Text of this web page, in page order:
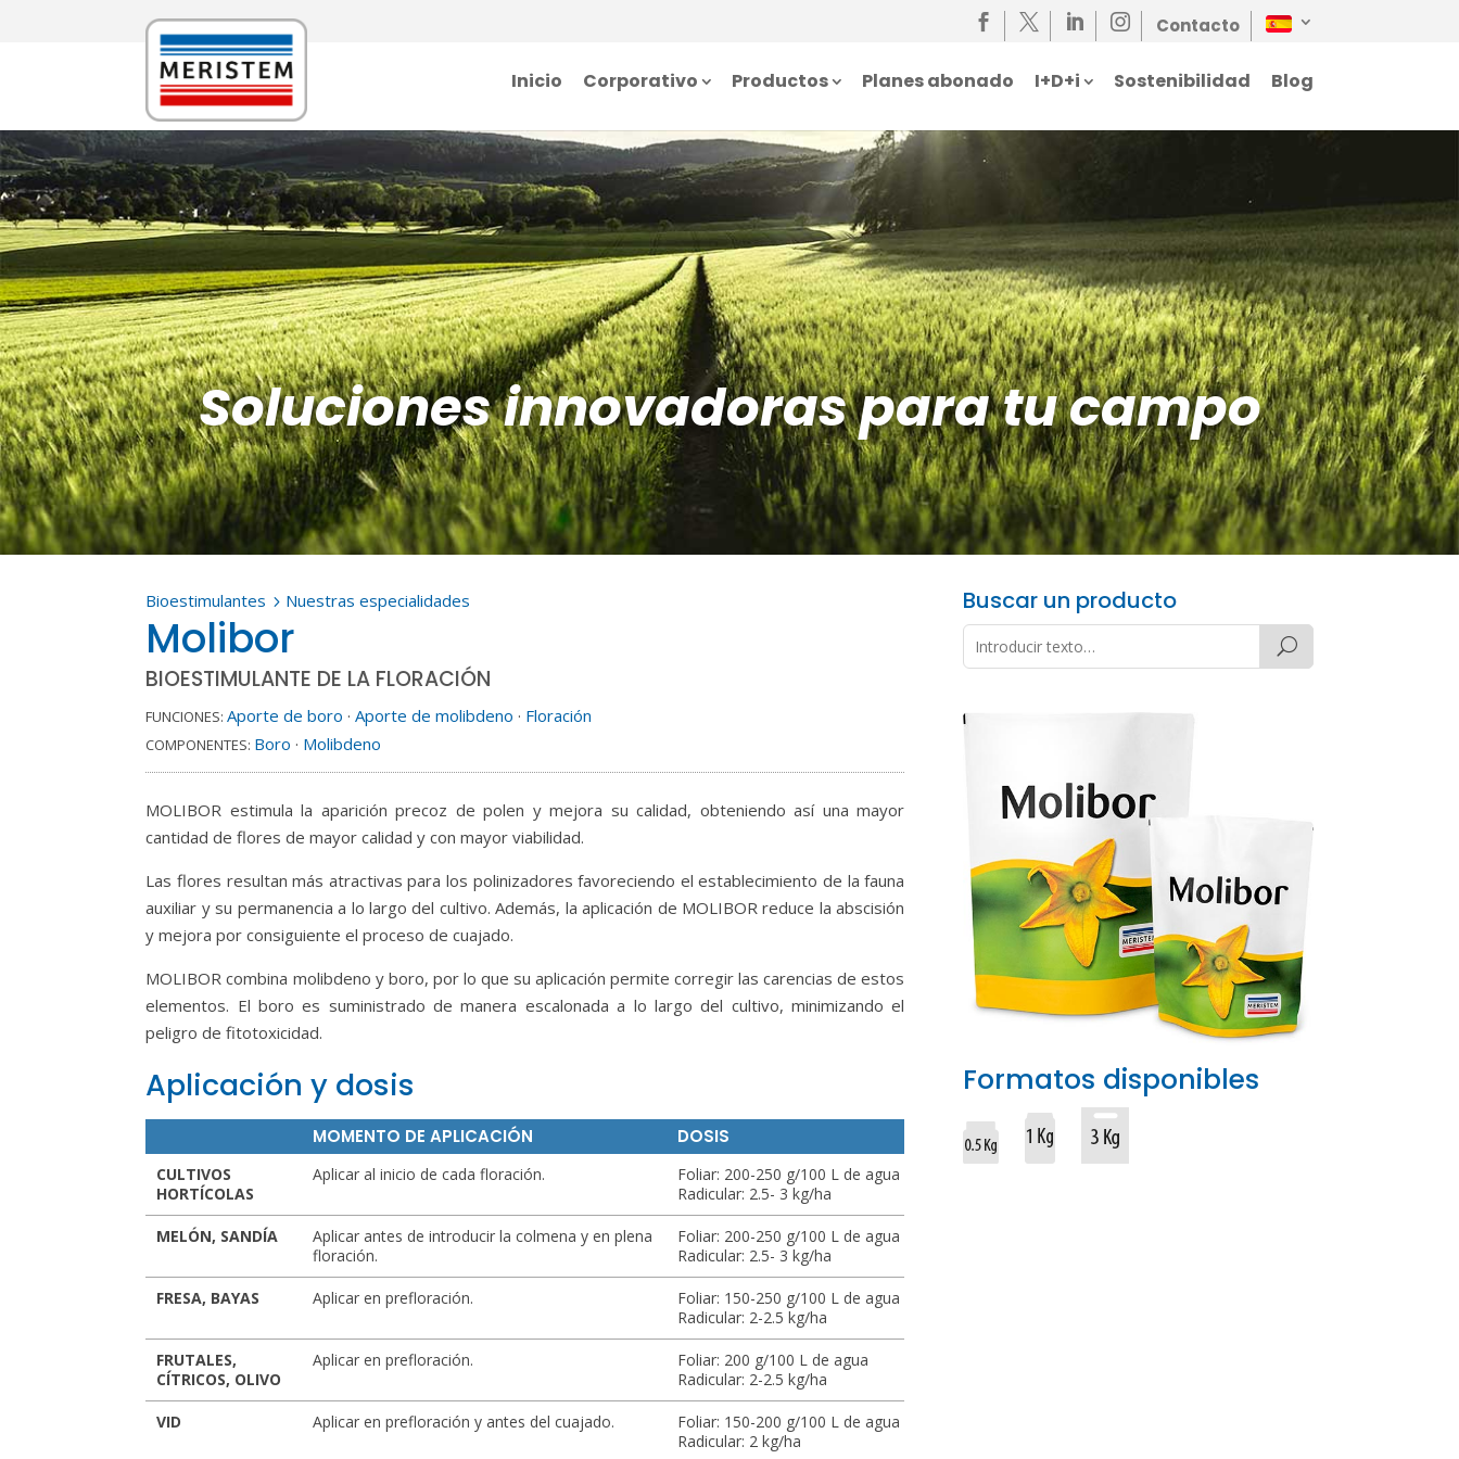
    Contacto
Inicio Corporativo Productos Planes abonado I+D+i Sostenibilidad Blog
Soluciones innovadoras para tu campo
Bioestimulantes 5 Nuestras especialidades
Molibor
BIOESTIMULANTE DE LA FLORACIÓN
FUNCIONES: Aporte de boro ·Aporte de molibdeno · Floración
COMPONENTES: Boro · Molibdeno
MOLIBOR estimula la aparición precoz de polen y mejora su calidad, obteniendo así una mayor
cantidad de flores de mayor calidad y con mayor viabilidad.
Las flores resultan más atractivas para los polinizadores favoreciendo el establecimiento de la fauna
auxiliar y su permanencia a lo largo del cultivo. Además, la aplicación de MOLIBOR reduce la abscisión
y mejora por consiguiente el proceso de cuajado.
MOLIBOR combina molibdeno y boro, por lo que su aplicación permite corregir las carencias de estos
elementos. El boro es suministrado de manera escalonada a lo largo del cultivo, minimizando el
peligro de fitotoxicidad.
Aplicación y dosis
MOMENTO DE APLICACIÓN DOSIS
CULTIVOS
HORTÍCOLAS
Aplicar al inicio de cada floración.
Foliar: 200-250 g/100 L de agua
Radicular: 2.5- 3 kg/ha
MELÓN, SANDÍA
Aplicar antes de introducir la colmena y en plena
floración.
Foliar: 200-250 g/100 L de agua
Radicular: 2.5- 3 kg/ha
FRESA, BAYAS Aplicar en prefloración.
Foliar: 150-250 g/100 L de agua
Radicular: 2-2.5 kg/ha
FRUTALES,
CÍTRICOS, OLIVO
Aplicar en prefloración.
Foliar: 200 g/100 L de agua
Radicular: 2-2.5 kg/ha
VID Aplicar en prefloración y antes del cuajado.
Foliar: 150-200 g/100 L de agua
Radicular: 2 kg/ha
Buscar un producto
Formatos disponibles